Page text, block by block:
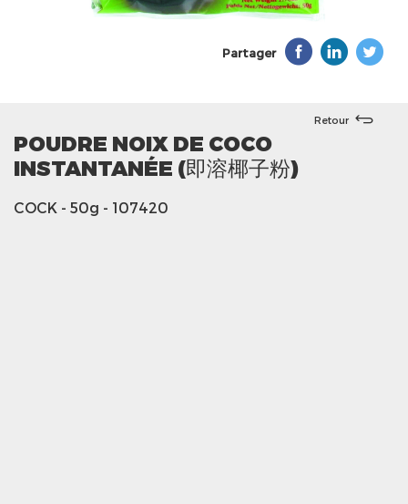
Partager
Retour
POUDRE NOIX DE COCO
INSTANTANÉE (即溶椰子粉)
COCK - 50g - 107420